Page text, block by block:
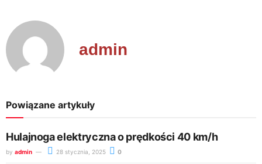
admin
Powiązane artykuły
Hulajnoga elektryczna o prędkości 40 km/h
by admin 28 stycznia, 2025 0